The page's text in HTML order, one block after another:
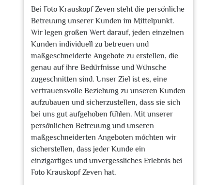
Bei Foto Krauskopf Zeven steht die persönliche
Betreuung unserer Kunden im Mittelpunkt.
Wir legen großen Wert darauf, jeden einzelnen
Kunden individuell zu betreuen und
maßgeschneiderte Angebote zu erstellen, die
genau auf ihre Bedürfnisse und Wünsche
zugeschnitten sind. Unser Ziel ist es, eine
vertrauensvolle Beziehung zu unseren Kunden
aufzubauen und sicherzustellen, dass sie sich
bei uns gut aufgehoben fühlen. Mit unserer
persönlichen Betreuung und unseren
maßgeschneiderten Angeboten möchten wir
sicherstellen, dass jeder Kunde ein
einzigartiges und unvergessliches Erlebnis bei
Foto Krauskopf Zeven hat.